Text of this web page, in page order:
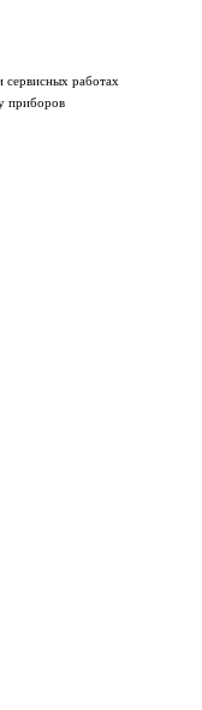
сервисных работах
приборов